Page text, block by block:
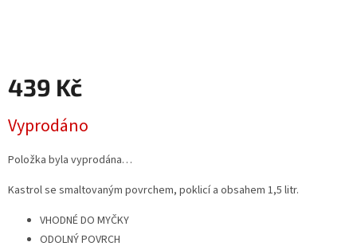
439 Kč
cena:
Vyprodáno
Položka byla vyprodána…
Kastrol se smaltovaným povrchem, poklicí a obsahem 1,5 litr.
VHODNÉ DO MYČKY
ODOLNÝ POVRCH